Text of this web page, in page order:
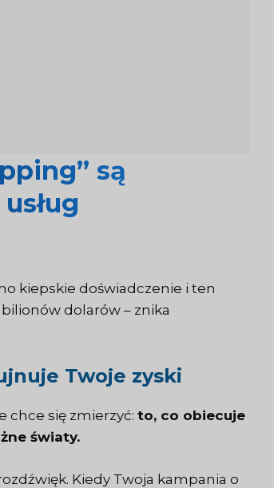
są
kiepskie doświadczenie i ten
dolarów – znika
Twoje zyski
chce się zmierzyć: to, co obiecuje
światy.
Kiedy Twoja kampania o